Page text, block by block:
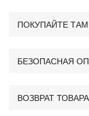
ПОКУПАЙТЕ
БЕЗОПАСНАЯ
ВОЗВРАТ ТОВАРА